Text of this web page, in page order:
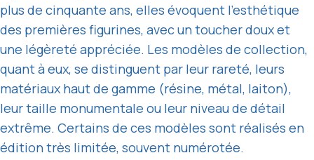
plus de cinquante ans, elles évoquent l’esthétique
des premières figurines, avec un toucher doux et
une légèreté appréciée. Les modèles de collection,
quant à eux, se distinguent par leur rareté, leurs
matériaux haut de gamme (résine, métal, laiton),
leur taille monumentale ou leur niveau de détail
extrême. Certains de ces modèles sont réalisés en
édition très limitée, souvent numérotée.